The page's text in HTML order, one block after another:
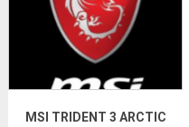
MSI TRIDENT 3 ARCTIC